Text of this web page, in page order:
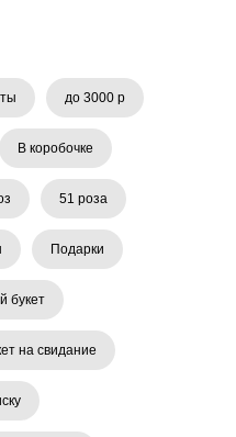
до 3000 р
В коробочке
51 роза
Подарки
букет
на свидание